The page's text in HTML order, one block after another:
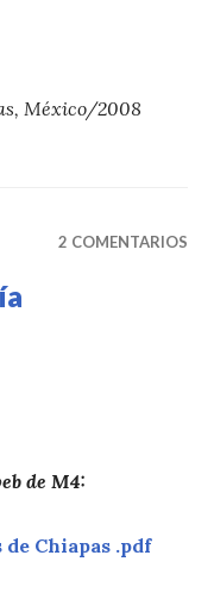
México/2008
1. WHAT DOES IT
2 COMENTARIOS
de M4:
Chiapas .pdf